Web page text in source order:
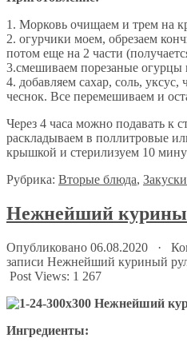
1. Морковь очищаем и трем на
2. огурчики моем, обрезаем
потом еще на 2 части
3.смешиваем порезаные огурцы
4. добавляем сахар, соль,
чеснок. Все перемешиваем и
Через 4 часа можно подавать к
раскладываем в поллитровые
крышкой и стерилизуем 10
Рубрика: Вторые блюда, Закуски
Нежнейший
Опубликовано 06.08.2020 ·
записи Нежнейший куриный
Post Views: 1 267
Ингредиенты: